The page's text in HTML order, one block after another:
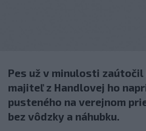
Pes už v minulosti zaútočil
majiteľ z Handlovej ho
pusteného na verejnom
bez vôdzky a náhubku.